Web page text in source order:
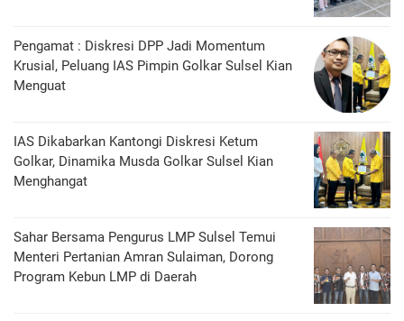
Pengamat : Diskresi DPP Jadi Momentum
Krusial, Peluang IAS Pimpin Golkar Sulsel Kian
Menguat
IAS Dikabarkan Kantongi Diskresi Ketum
Golkar, Dinamika Musda Golkar Sulsel Kian
Menghangat
Sahar Bersama Pengurus LMP Sulsel Temui
Menteri Pertanian Amran Sulaiman, Dorong
Program Kebun LMP di Daerah